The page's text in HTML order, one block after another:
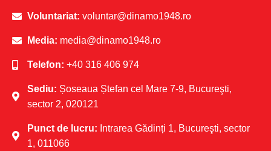
Voluntariat: voluntar@dinamo1948.ro
Media: media@dinamo1948.ro
Telefon: +40 316 406 974
Sediu: Șoseaua Ștefan cel Mare 7-9, Bucureşti,
sector 2, 020121
Punct de lucru: Intrarea Gădinți 1, Bucureşti, sector
1, 011066